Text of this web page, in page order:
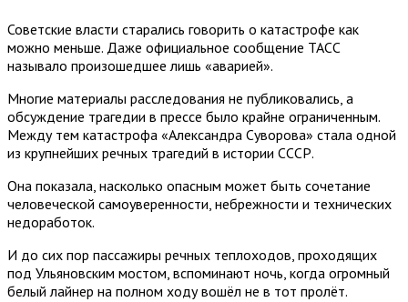
Советские власти старались говорить о катастрофе как
можно меньше. Даже официальное сообщение ТАСС
называло произошедшее лишь «аварией».
Многие материалы расследования не публиковались, а
обсуждение трагедии в прессе было крайне ограниченным.
Между тем катастрофа «Александра Суворова» стала одной
из крупнейших речных трагедий в истории СССР.
Она показала, насколько опасным может быть сочетание
человеческой самоуверенности, небрежности и технических
недоработок.
И до сих пор пассажиры речных теплоходов, проходящих
под Ульяновским мостом, вспоминают ночь, когда огромный
белый лайнер на полном ходу вошёл не в тот пролёт.